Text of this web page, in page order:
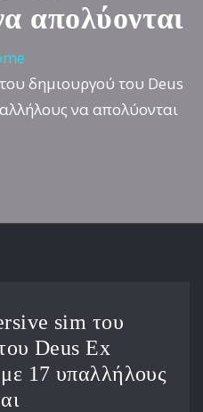
απολύονται
δημιουργού του Deus
να απολύονται
sim του
Deus Ex
17 υπαλλήλους